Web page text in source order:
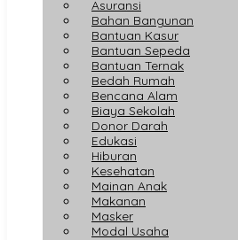
Asuransi
Bahan Bangunan
Bantuan Kasur
Bantuan Sepeda
Bantuan Ternak
Bedah Rumah
Bencana Alam
Biaya Sekolah
Donor Darah
Edukasi
Hiburan
Kesehatan
Mainan Anak
Makanan
Masker
Modal Usaha